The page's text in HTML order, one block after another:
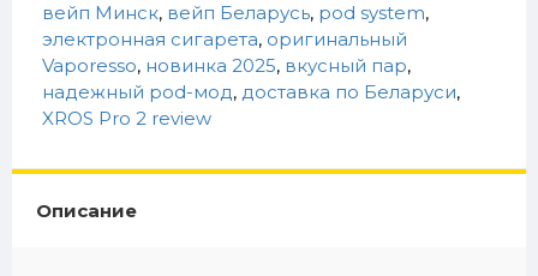
вейп Минск, вейп Беларусь, pod system,
электронная сигарета, оригинальный
Vaporesso, новинка 2025, вкусный пар,
надежный pod-мод, доставка по Беларуси,
XROS Pro 2 review
Описание